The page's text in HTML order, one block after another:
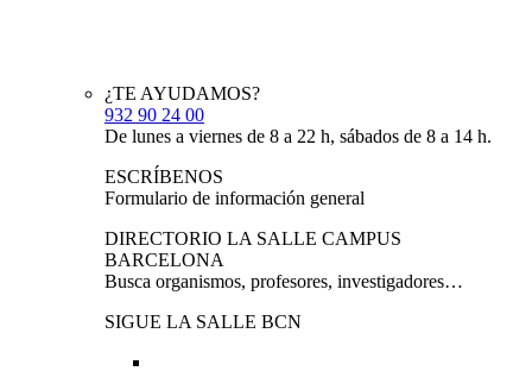
¿TE AYUDAMOS?
932 90 24 00
De lunes a viernes de 8 a 22 h, sábados de 8 a 14 h.
ESCRÍBENOS
Formulario de información general
DIRECTORIO LA SALLE CAMPUS
BARCELONA
Busca organismos, profesores, investigadores…
SIGUE LA SALLE BCN